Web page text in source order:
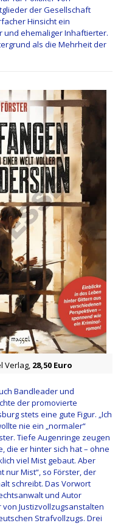
der Gesellschaft
Hinsicht ein
und ehemaliger Inhaftierter.
als die Mehrheit der
Verlag, 28,50 Euro
Bandleader und
der promovierte
stets eine gute Figur. „Ich
nie ein „normaler“
Tiefe Augenringe zeugen
die er hinter sich hat – ohne
viel Mist gebaut. Aber
nur Mist“, so Förster, der
schreibt. Das Vorwort
und Autor
Justizvollzugsanstalten
Strafvollzugs. Drei